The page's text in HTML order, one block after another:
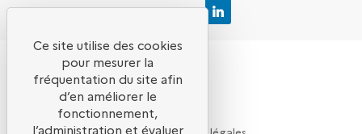
Ce site utilise des cookies
pour mesurer la
fréquentation du site afin
d’en améliorer le
fonctionnement,
l’administration et évaluer